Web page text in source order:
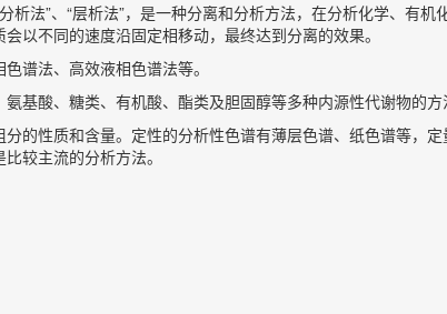
析法”、“层析法”，是一种分离和分析方法，在分析化学、
以不同的速度沿固定相移动，最终达到分离的效果。
谱法、高效液相色谱法等。
基酸、糖类、有机酸、酯类及胆固醇等多种内源性代谢物的方
的性质和含量。定性的分析性色谱有薄层色谱、纸色谱等
较主流的分析方法。